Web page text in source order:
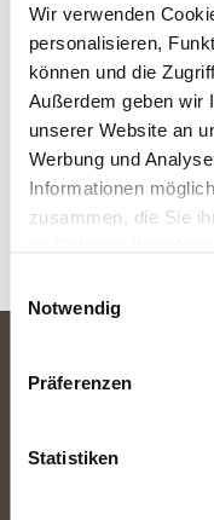
Wir verwenden
personalisieren,
können und die
Außerdem geben wir
unserer Website an
Werbung und
Informationen
zusammen, die Sie
Notwendig
Präferenzen
Statistiken
zu jeder
ZUM